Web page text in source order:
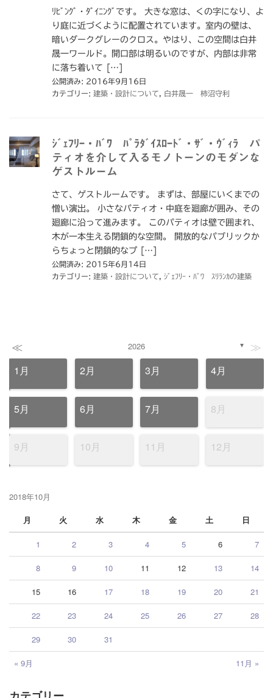
ﾘﾋﾞﾝｸﾞ・ﾀﾞｲﾆﾝｸﾞです。 大きな窓は、くの字になり、よ
り庭に近づくように配置されています。室内の壁は、
暗いダークグレーのクロス。やはり、この空間は白井
晟一ワールド。開口部は明るいのですが、内部は非常
に落ち着いて […]
公開済み: 2016年9月16日
カテゴリー: 建築・設計について 白井晟一 柿沼守利
ｼﾞｪﾌﾘｰ・ﾊﾞﾜ ﾊﾟﾗﾀﾞｲｽﾛｰﾄﾞ・ｻﾞ・ｳﾞｨﾗ パ
ティオを介して入るモノトーンのモダンな
ゲストルーム
さて、ゲストルームです。 まずは、部屋にいくまでの
憎い演出。 小さなパティオ・中庭を廻廊が囲み、その
廻廊に沿って進みます。 このパティオは壁で囲まれ、
木が一本生える閉鎖的な空間。 開放的なパブリックか
らちょっと閉鎖的なプ […]
公開済み: 2015年6月14日
カテゴリー: 建築・設計について ｼﾞｪﾌﾘｰ・ﾊﾞﾜ ｽﾘﾗﾝｶの建築
≪ 2026 ▼ ≫
1月 2月 3月 4月
5月 6月 7月 8月
9月 10月 11月 12月
2018年10月
月
火 水 木 金 土 日
« 9月 11月 »
1 2 3 4 5 6 7
8 9 10 11 12 13 14
15 16 17 18 19 20 21
22 23 24 25 26 27 28
29 30 31